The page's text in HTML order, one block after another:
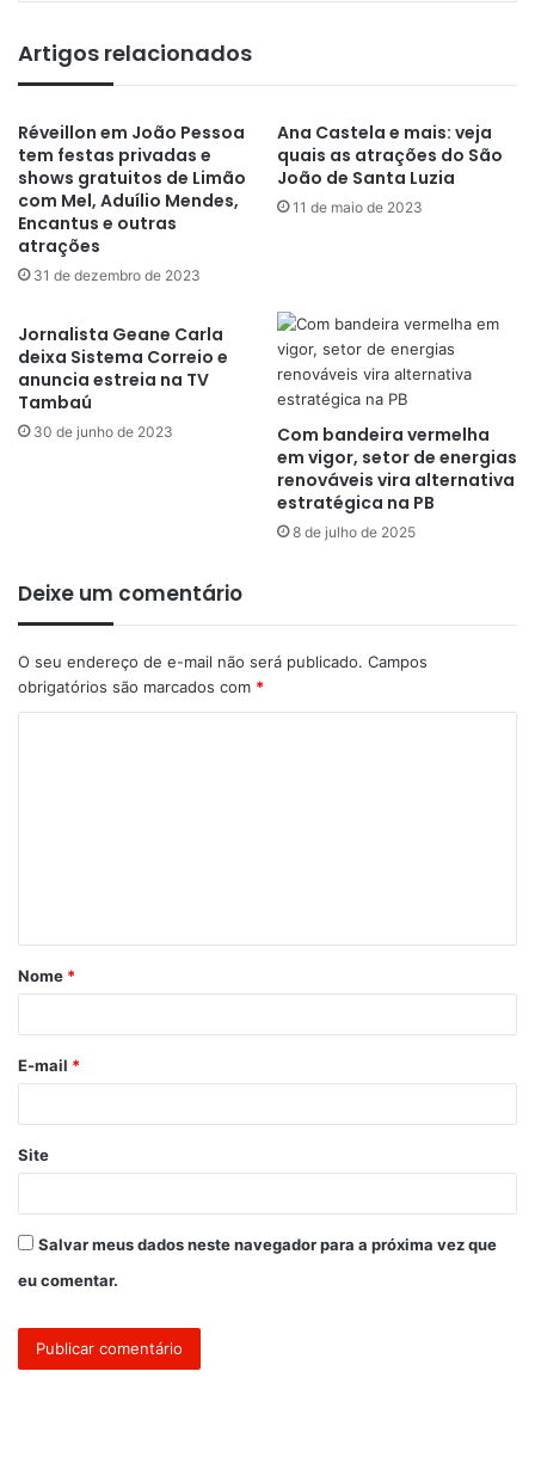
Artigos relacionados
Réveillon em João Pessoa
tem festas privadas e
shows gratuitos de Limão
com Mel, Aduílio Mendes,
Encantus e outras
atrações
31 de dezembro de 2023
Ana Castela e mais: veja
quais as atrações do São
João de Santa Luzia
11 de maio de 2023
Jornalista Geane Carla
deixa Sistema Correio e
anuncia estreia na TV
Tambaú
30 de junho de 2023
Com bandeira vermelha
em vigor, setor de energias
renováveis vira alternativa
estratégica na PB
8 de julho de 2025
Deixe um comentário
O seu endereço de e-mail não será publicado. Campos
obrigatórios são marcados com *
á
r
*
Nome *
E-mail *
Site
Salvar meus dados neste navegador para a próxima vez que
eu comentar.